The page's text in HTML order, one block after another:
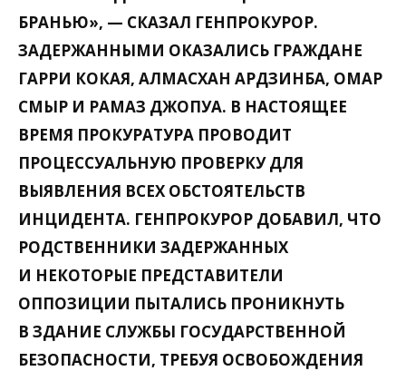
БРАНЬЮ», — СКАЗАЛ ГЕНПРОКУРОР.
ЗАДЕРЖАННЫМИ ОКАЗАЛИСЬ ГРАЖДАНЕ
ГАРРИ КОКАЯ, АЛМАСХАН АРДЗИНБА, ОМАР
СМЫР И РАМАЗ ДЖОПУА. В НАСТОЯЩЕЕ
ВРЕМЯ ПРОКУРАТУРА ПРОВОДИТ
ПРОЦЕССУАЛЬНУЮ ПРОВЕРКУ ДЛЯ
ВЫЯВЛЕНИЯ ВСЕХ ОБСТОЯТЕЛЬСТВ
ИНЦИДЕНТА. ГЕНПРОКУРОР ДОБАВИЛ, ЧТО
РОДСТВЕННИКИ ЗАДЕРЖАННЫХ
И НЕКОТОРЫЕ ПРЕДСТАВИТЕЛИ
ОППОЗИЦИИ ПЫТАЛИСЬ ПРОНИКНУТЬ
В ЗДАНИЕ СЛУЖБЫ ГОСУДАРСТВЕННОЙ
БЕЗОПАСНОСТИ, ТРЕБУЯ ОСВОБОЖДЕНИЯ